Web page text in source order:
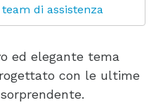
di assistenza
ed elegante tema
con le ultime